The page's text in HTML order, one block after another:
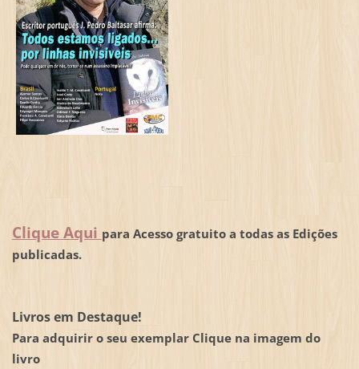
Clique Aqui para Acesso gratuito a todas as Edições
publicadas.
Livros em Destaque!
Para adquirir o seu exemplar Clique na imagem do
livro